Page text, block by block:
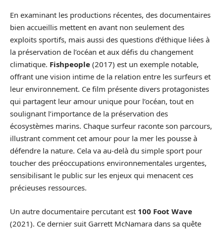
En examinant les productions récentes, des documentaires
bien accueillis mettent en avant non seulement des
exploits sportifs, mais aussi des questions d’éthique liées à
la préservation de l’océan et aux défis du changement
climatique. Fishpeople (2017) est un exemple notable,
offrant une vision intime de la relation entre les surfeurs et
leur environnement. Ce film présente divers protagonistes
qui partagent leur amour unique pour l’océan, tout en
soulignant l’importance de la préservation des
écosystèmes marins. Chaque surfeur raconte son parcours,
illustrant comment cet amour pour la mer les pousse à
défendre la nature. Cela va au-delà du simple sport pour
toucher des préoccupations environnementales urgentes,
sensibilisant le public sur les enjeux qui menacent ces
précieuses ressources.
Un autre documentaire percutant est 100 Foot Wave
(2021). Ce dernier suit Garrett McNamara dans sa quête